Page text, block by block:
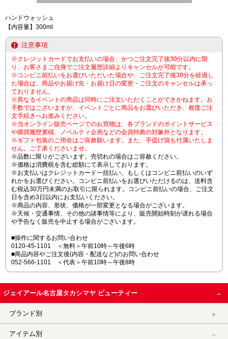
ハンドウォッシュ
【内容量】300ml
注意事項
※クレジットカードでお支払いの場合、かつご注文完了後30分以内に限
り、お客さまご自身でご注文履歴詳細よりキャンセルが可能です。
※コンビニ前払いをお選びいただいた場合や、ご注文完了後30分を経過し
た場合は、商品やお届け先・お届け日の変更・ご注文のキャンセルは承っ
ておりません。
※異なるイベントの商品は同時にご注文いただくことができかねます。お
手数ではございますが、イベントごとに商品をお選びいただき、都度ご注
文手続きへお進みください。
※当オンライン販売ページでのお買物は、各ブランドのポイントサービス
や購買履歴累積、ノベルティ企画などの会員特典の対象外となります。
※ギフト包装のご用命はご容赦願います。また、手提げ袋も付属いたしま
せん。ご了承くださいませ。
※品数に限りがございます。売切れの場合はご容赦ください。
※価格は消費税を含む総額にて表示しております。
※お支払いはクレジットカード一括払い、もしくはコンビニ前払いのいず
れかをお選びください。コンビニ前払いをお選びいただけるのは、送料含
む税込30万円未満のお取引に限られます。コンビニ前払いの場合、ご注文
日を含め3日以内にお支払いください。
※商品の内容、形状、価格が一部変更となる場合がございます。
※天候・交通事情、その他の諸事情等により、販売開始時刻が遅れる場合
や予告なく販売を中止する場合がございます。
■操作に関するお問い合わせ
0120-45-1101 ＜無料＞午前10時～午後6時
■商品内容やご注文後(内容・配送など)のお問い合わせ
052-566-1101 ＜代表＞午前10時～午後8時
ジェイアール名古屋タカシマヤ ビューティー
ブランド別
アイテム別